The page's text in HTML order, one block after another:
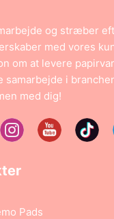
og stræber
med vores
om at levere
samarbejde i
med dig!
Pads